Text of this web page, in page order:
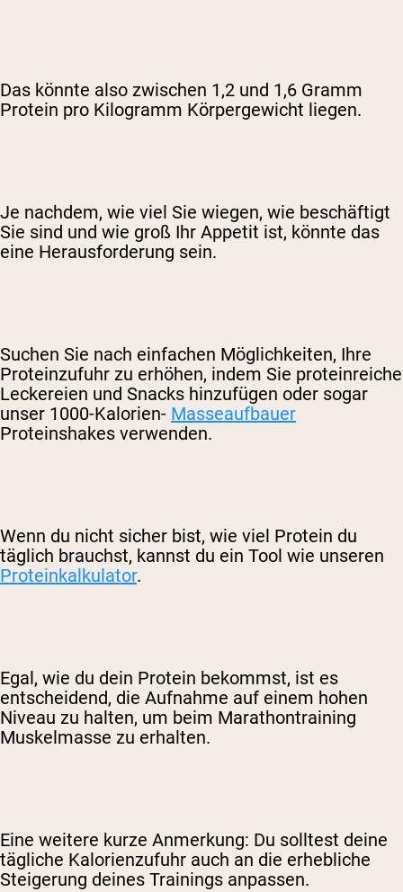
Das könnte also zwischen 1,2 und 1,6 Gramm
Protein pro Kilogramm Körpergewicht liegen.
Je nachdem, wie viel Sie wiegen, wie beschäftigt
Sie sind und wie groß Ihr Appetit ist, könnte das
eine Herausforderung sein.
Suchen Sie nach einfachen Möglichkeiten, Ihre
Proteinzufuhr zu erhöhen, indem Sie proteinreiche
Leckereien und Snacks hinzufügen oder sogar
unser 1000-Kalorien- Masseaufbauer
Proteinshakes verwenden.
Wenn du nicht sicher bist, wie viel Protein du
täglich brauchst, kannst du ein Tool wie unseren
Proteinkalkulator.
Egal, wie du dein Protein bekommst, ist es
entscheidend, die Aufnahme auf einem hohen
Niveau zu halten, um beim Marathontraining
Muskelmasse zu erhalten.
Eine weitere kurze Anmerkung: Du solltest deine
tägliche Kalorienzufuhr auch an die erhebliche
Steigerung deines Trainings anpassen.